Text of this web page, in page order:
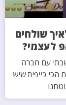
שולחים
לעצמי?
עם חברה
הכי כייפית שיש
וטחנו